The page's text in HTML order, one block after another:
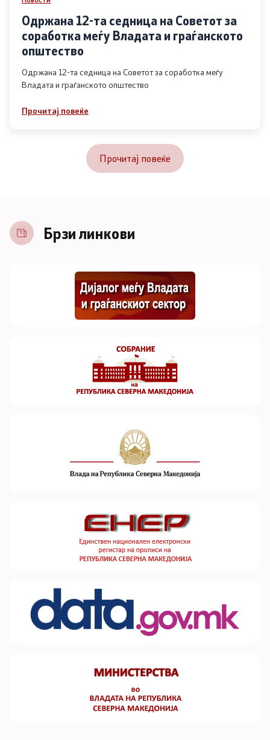
Одржана 12-та седница на Советот за
соработка меѓу Владата и граѓанското
општество
Одржана 12-та седница на Советот за соработка меѓу
Владата и граѓанското општество
Прочитај повеќе
Прочитај повеќе
Брзи линкови